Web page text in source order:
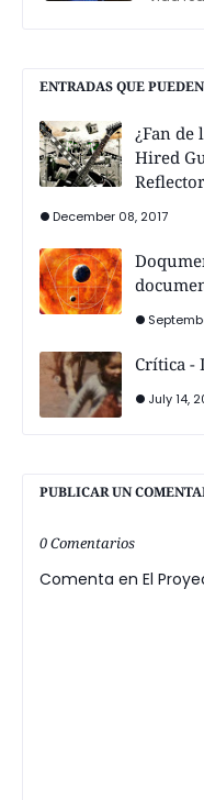
ENTRADAS QUE
¿Fan de
Hired
December 08, 2017
Crítica -
July 14,
PUBLICAR UN
0 Comentarios
Comenta en El